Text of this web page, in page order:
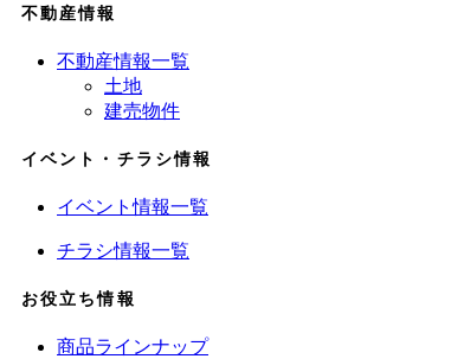
不動産情報
不動産情報一覧
土地
建売物件
イベント・チラシ情報
イベント情報一覧
チラシ情報一覧
お役立ち情報
商品ラインナップ